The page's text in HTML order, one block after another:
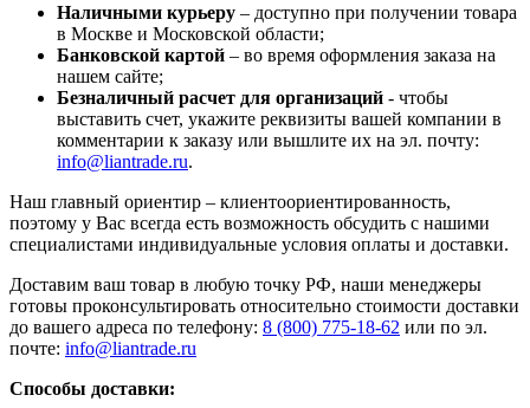
Наличными курьеру – доступно при получении товара
в Москве и Московской области;
Банковской картой – во время оформления заказа на
нашем сайте;
Безналичный расчет для организаций - чтобы
выставить счет, укажите реквизиты вашей компании в
комментарии к заказу или вышлите их на эл. почту:
info@liantrade.ru.
Наш главный ориентир – клиентоориентированность,
поэтому у Вас всегда есть возможность обсудить с нашими
специалистами индивидуальные условия оплаты и доставки.
Доставим ваш товар в любую точку РФ, наши менеджеры
готовы проконсультировать относительно стоимости доставки
до вашего адреса по телефону: 8 (800) 775-18-62 или по эл.
почте: info@liantrade.ru
Способы доставки: